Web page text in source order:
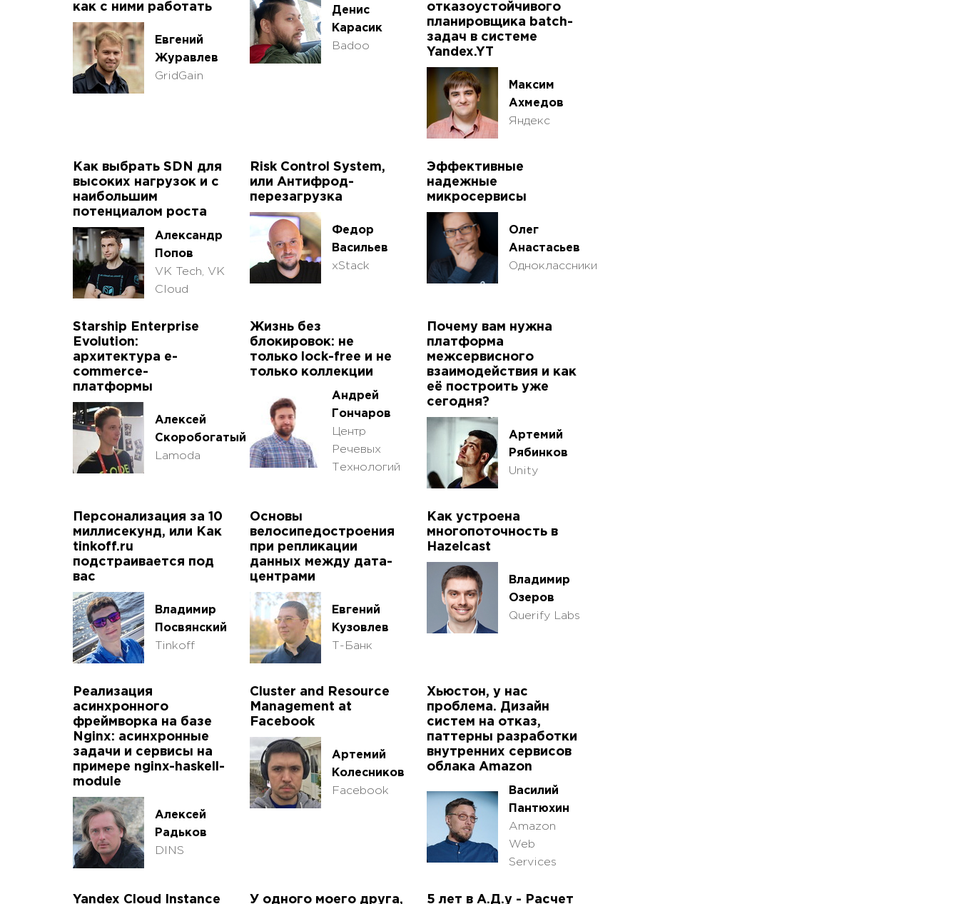
как с ними работать
Евгений
Журавлев
GridGain
Денис
Карасик
Badoo
отказоустойчивого
планировщика batch-
задач в системе
Yandex.YT
Максим
Ахмедов
Яндекс
Как выбрать SDN для
высоких нагрузок и с
наибольшим
потенциалом роста
Александр
Попов
VK Tech, VK
Cloud
Risk Control System,
или Антифрод-
перезагрузка
Федор
Васильев
xStack
Эффективные
надежные
микросервисы
Олег
Анастасьев
Одноклассники
Starship Enterprise
Evolution:
архитектура e-
commerce-
платформы
Алексей
Скоробогатый
Lamoda
Жизнь без
блокировок: не
только lock-free и не
только коллекции
Андрей
Гончаров
Центр
Речевых
Технологий
Почему вам нужна
платформа
межсервисного
взаимодействия и как
её построить уже
сегодня?
Артемий
Рябинков
Unity
Персонализация за 10
миллисекунд, или Как
tinkoff.ru
подстраивается под
вас
Владимир
Посвянский
Tinkoff
Основы
велосипедостроения
при репликации
данных между дата-
центрами
Евгений
Кузовлев
Т-Банк
Как устроена
многопоточность в
Hazelcast
Владимир
Озеров
Querify Labs
Реализация
асинхронного
фреймворка на базе
Nginx: асинхронные
задачи и сервисы на
примере nginx-haskell-
module
Алексей
Радьков
DINS
Cluster and Resource
Management at
Facebook
Артемий
Колесников
Facebook
Хьюстон, у нас
проблема. Дизайн
систем на отказ,
паттерны разработки
внутренних сервисов
облака Amazon
Василий
Пантюхин
Amazon
Web
Services
Yandex Cloud Instance У одного моего друга, 5 лет в А.Д.у - Расчет